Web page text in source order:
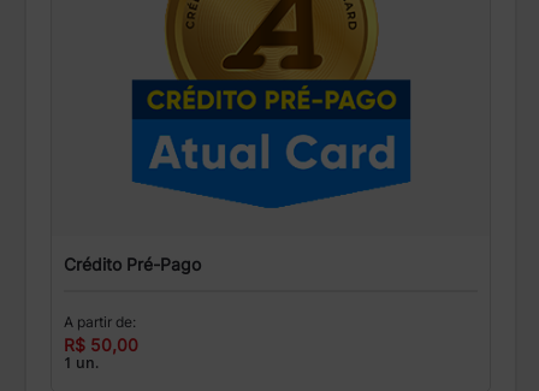
Crédito Pré-Pago
A partir de:
R$ 50,00
1 un.